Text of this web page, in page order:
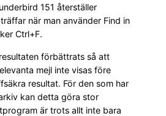
151 återställer
när man använder Find in
Ctrl+F.
förbättrats så att
mejl inte visas före
resultat. För den som har
kan detta göra stor
är trots allt inte bara